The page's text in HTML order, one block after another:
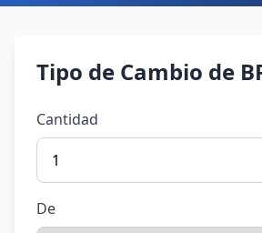
Tipo de Cambio de
Cantidad
De